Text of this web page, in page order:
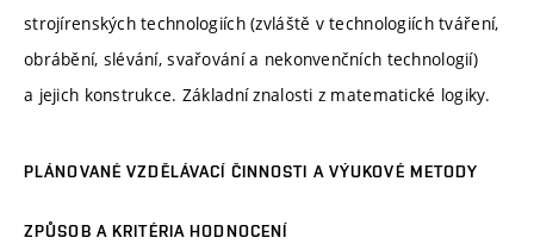
strojírenských technologiích (zvláště v technologiích tváření,
obrábění, slévání, svařování a nekonvenčních technologií)
a jejich konstrukce. Základní znalosti z matematické logiky.
PLÁNOVANÉ VZDĚLÁVACÍ ČINNOSTI A VÝUKOVÉ METODY
ZPŮSOB A KRITÉRIA HODNOCENÍ